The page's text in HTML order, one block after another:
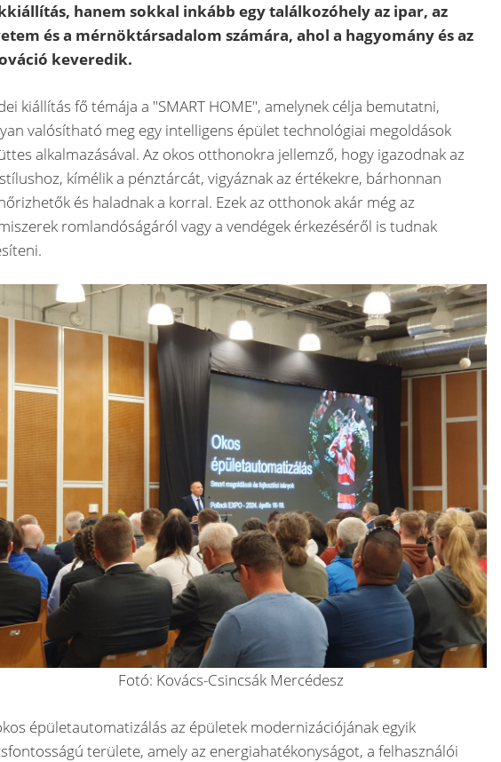
hanem sokkal inkább egy találkozóhely az ipar, az
és a mérnöktársadalom számára, ahol a hagyomány és az
keveredik.
kiállítás fő témája a "SMART HOME", amelynek célja bemutatni,
valósítható meg egy intelligens épület technológiai megoldások
alkalmazásával. Az okos otthonokra jellemző, hogy igazodnak az
kímélik a pénztárcát, vigyáznak az értékekre, bárhonnan
és haladnak a korral. Ezek az otthonok akár még az
romlandóságáról vagy a vendégek érkezéséről is tudnak
Fotó: Kovács-Csincsák Mercédesz
épületautomatizálás az épületek modernizációjának egyik
területe, amely az energiahatékonyságot, a felhasználói